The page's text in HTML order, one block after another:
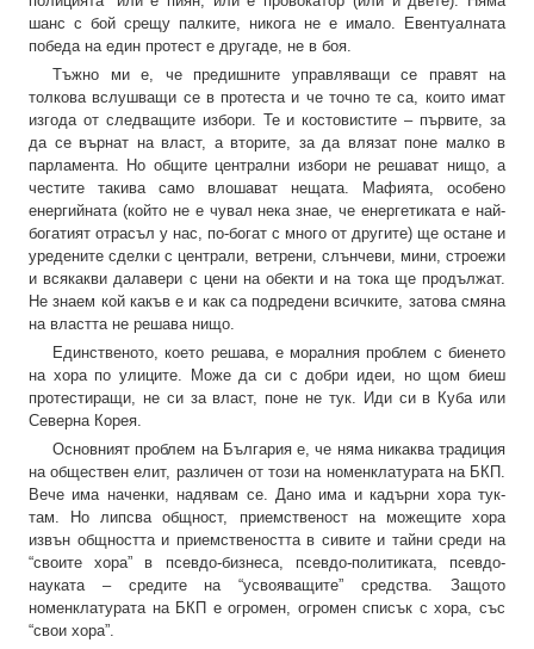
шанс с бой срещу палките, никога не е имало. Евентуалната
победа на един протест е другаде, не в боя.
Тъжно ми е, че предишните управляващи се правят на
толкова вслушващи се в протеста и че точно те са, които имат
изгода от следващите избори. Те и костовистите – първите, за
да се върнат на власт, а вторите, за да влязат поне малко в
парламента. Но общите централни избори не решават нищо, а
честите такива само влошават нещата. Мафията, особено
енергийната (който не е чувал нека знае, че енергетиката е най-
богатият отрасъл у нас, по-богат с много от другите) ще остане и
уредените сделки с централи, ветрени, слънчеви, мини, строежи
и всякакви далавери с цени на обекти и на тока ще продължат.
Не знаем кой какъв е и как са подредени всичките, затова смяна
на властта не решава нищо.
Единственото, което решава, е моралния проблем с биенето
на хора по улиците. Може да си с добри идеи, но щом биеш
протестиращи, не си за власт, поне не тук. Иди си в Куба или
Северна Корея.
Основният проблем на България е, че няма никаква традиция
на обществен елит, различен от този на номенклатурата на БКП.
Вече има наченки, надявам се. Дано има и кадърни хора тук-
там. Но липсва общност, приемственост на можещите хора
извън общността и приемствеността в сивите и тайни среди на
“своите хора” в псевдо-бизнеса, псевдо-политиката, псевдо-
науката – средите на “усвояващите” средства. Защото
номенклатурата на БКП е огромен, огромен списък с хора, със
“свои хора”.